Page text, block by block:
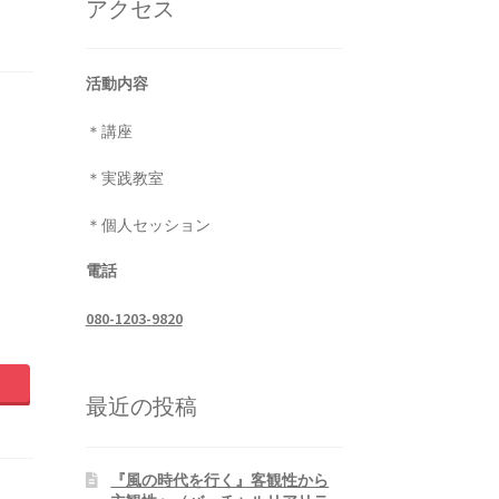
アクセス
活動内容
＊講座
＊実践教室
＊個人セッション
電話
080-1203-9820
最近の投稿
『風の時代を行く』客観性から